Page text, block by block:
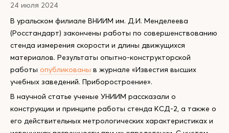
24 июля 2024
В уральском филиале ВНИИМ им. Д.И. Менделеева
(Росстандарт) закончены работы по совершенствованию
стенда измерения скорости и длины движущихся
материалов. Результаты опытно-конструкторской
работы опубликованы в журнале «Известия высших
учебных заведений. Приборостроение».
В научной статье ученые УНИИМ рассказали о
конструкции и принципе работы стенда КСД-2, а также о
его действительных метрологических характеристиках и